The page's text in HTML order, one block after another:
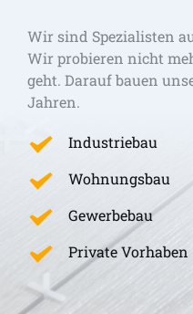
Wir sind Spezialisten
Wir probieren nicht
geht. Darauf bauen
Jahren.
Industriebau
Wohnungsbau
Gewerbebau
Private Vorhaben